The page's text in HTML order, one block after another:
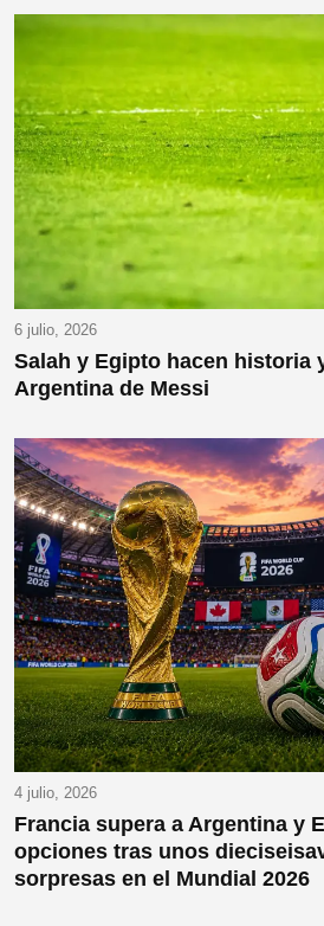
6 julio, 2026
Salah y Egipto hacen historia
Argentina de Messi
4 julio, 2026
Francia supera a Argentina y
opciones tras unos
sorpresas en el Mundial 2026